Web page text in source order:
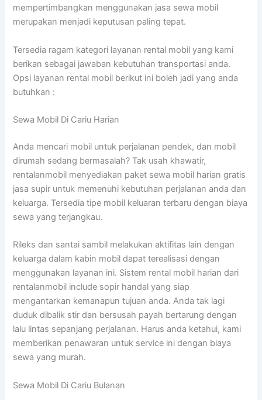
mempertimbangkan menggunakan jasa sewa mobil
merupakan menjadi keputusan paling tepat.
Tersedia ragam kategori layanan rental mobil yang kami
berikan sebagai jawaban kebutuhan transportasi anda.
Opsi layanan rental mobil berikut ini boleh jadi yang anda
butuhkan :
Sewa Mobil Di Cariu Harian
Anda mencari mobil untuk perjalanan pendek, dan mobil
dirumah sedang bermasalah? Tak usah khawatir,
rentalanmobil menyediakan paket sewa mobil harian gratis
jasa supir untuk memenuhi kebutuhan perjalanan anda dan
keluarga. Tersedia tipe mobil keluaran terbaru dengan biaya
sewa yang terjangkau.
Rileks dan santai sambil melakukan aktifitas lain dengan
keluarga dalam kabin mobil dapat terealisasi dengan
menggunakan layanan ini. Sistem rental mobil harian dari
rentalanmobil include sopir handal yang siap
mengantarkan kemanapun tujuan anda. Anda tak lagi
duduk dibalik stir dan bersusah payah bertarung dengan
lalu lintas sepanjang perjalanan. Harus anda ketahui, kami
memberikan penawaran untuk service ini dengan biaya
sewa yang murah.
Sewa Mobil Di Cariu Bulanan